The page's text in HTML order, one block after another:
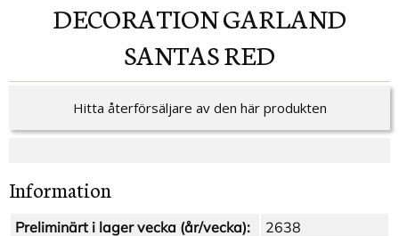
DECORATION GARLAND
SANTAS RED
Hitta återförsäljare av den här produkten
Information
Preliminärt i lager vecka (år/vecka):
2638